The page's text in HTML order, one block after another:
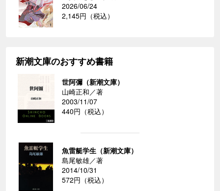
2026/06/24
2,145円（税込）
新潮文庫のおすすめ書籍
世阿彌（新潮文庫）
山崎正和／著
2003/11/07
440円（税込）
魚雷艇学生（新潮文庫）
島尾敏雄／著
2014/10/31
572円（税込）